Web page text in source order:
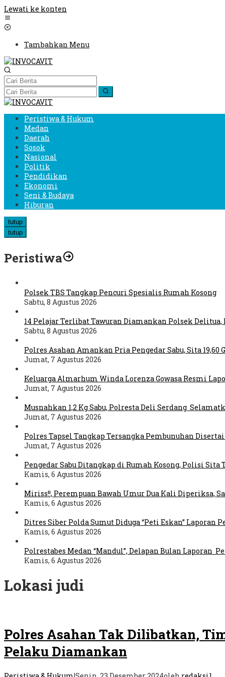
Lewati ke konten
Tambahkan Menu
Peristiwa & Hukum
Medan
Daerah
Sosok
Nasional
Politik
Pendidikan
Ekonomi
Seni & Budaya
Hiburan
tutup
tutup
Peristiwa
Polsek TBS Tangkap Pencuri Spesialis Rumah Kosong
Sabtu, 8 Agustus 2026
14 Pelajar Terlibat Tawuran Diamankan Polsek
Sabtu, 8 Agustus 2026
Polres Asahan Amankan Pria Pengedar Sabu, Sita 19,60
Jumat, 7 Agustus 2026
Keluarga Almarhum Winda Lorenza Gowasa Resmi
Jumat, 7 Agustus 2026
Musnahkan 1,2 Kg Sabu, Polresta Deli Serdang
Jumat, 7 Agustus 2026
Polres Tapsel Tangkap Tersangka Pembunuhan
Jumat, 7 Agustus 2026
Pengedar Sabu Ditangkap di Rumah Kosong, Polisi
Kamis, 6 Agustus 2026
Miriss!!, Perempuan Bawah Umur Dua Kali Diperiksa,
Kamis, 6 Agustus 2026
Ditres Siber Polda Sumut Diduga “Peti Eskan”
Kamis, 6 Agustus 2026
Polrestabes Medan “Mandul”, Delapan Bulan Laporan
Kamis, 6 Agustus 2026
Lokasi judi
Polres Asahan Tak Dilibatkan,
Pelaku Diamankan